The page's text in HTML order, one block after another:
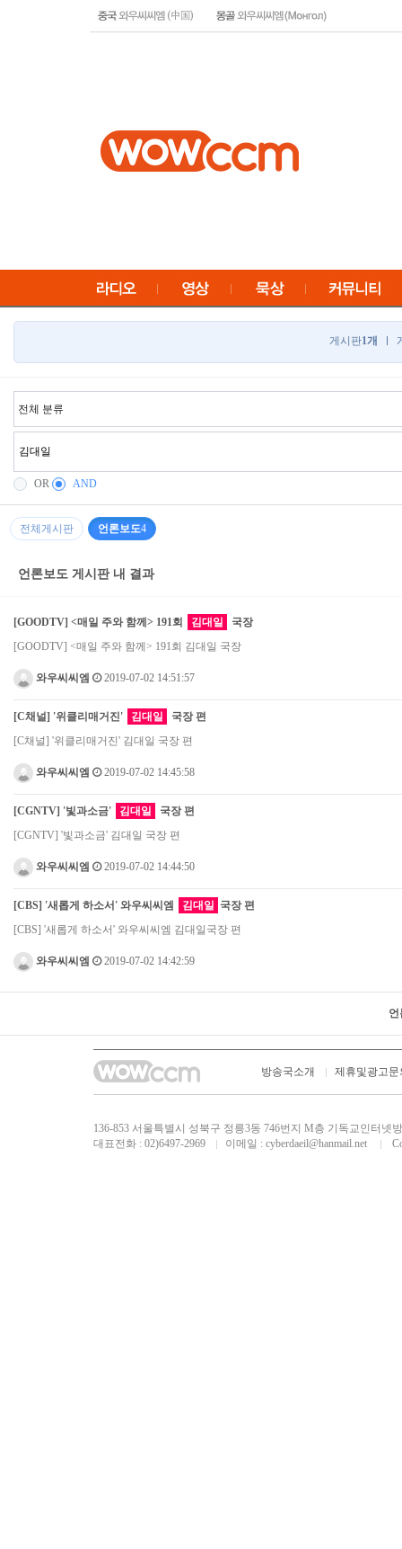
게시판1개
OR AND
전체게시판 언론보도4
언론보도 게시판 내 결과
[GOODTV] <매일 주와 함께> 191회 김대일
국장
[GOODTV] <매일 주와 함께> 191회 김대일 국장
와우씨씨엠 2019-07-02 14:51:57
[C채널] '위클리매거진' 김대일
국장 편
[C채널] '위클리매거진' 김대일 국장 편
와우씨씨엠 2019-07-02 14:45:58
[CGNTV] '빛과소금' 김대일
국장 편
[CGNTV] '빛과소금' 김대일 국장 편
와우씨씨엠 2019-07-02 14:44:50
[CBS] '새롭게 하소서' 와우씨씨엠 김대일 국장 편
[CBS] '새롭게 하소서' 와우씨씨엠 김대일국장 편
와우씨씨엠 2019-07-02 14:42:59
언
방송국소개 제휴및광고문
136-853 서울특별시 성북구 정릉3동 746번지 M층 기독교인터
대표전화 : 02)6497-2969
이메일 : cyberdaeil@hanmail.net